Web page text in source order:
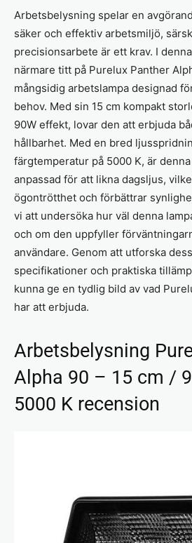
Arbetsbelysning spelar en
säker och effektiv arbetsmiljö,
precisionsarbete är ett krav. I
närmare titt på Purelux Panther
mångsidig arbetslampa designad
behov. Med sin 15 cm kompakt
90W effekt, lovar den att erbjuda
hållbarhet. Med en bred
färgtemperatur på 5000 K, är
anpassad för att likna dagsljus,
ögontrötthet och förbättrar
vi att undersöka hur väl denna
och om den uppfyller
användare. Genom att utforska
specifikationer och praktiska
kunna ge en tydlig bild av vad
har att erbjuda.
Arbetsbelysning
Alpha 90 – 15 cm /
5000 K recension